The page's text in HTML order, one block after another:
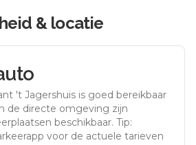
& locatie
't Jagershuis is goed bereikbaar
de directe omgeving zijn
beschikbaar. Tip:
voor de actuele tarieven